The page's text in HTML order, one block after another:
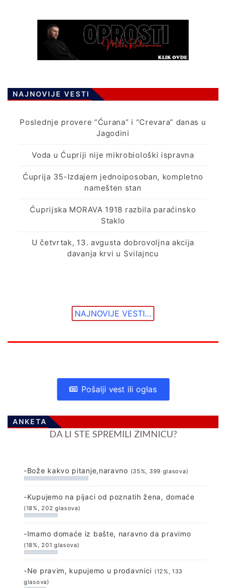
NAJNOVIJE VESTI
Poslednje provere “Ćurana” i “Crevara” danas u
Jagodini
Voda u Ćupriji nije mikrobiološki ispravna
Ćuprija 35-Izdajem jednoiposoban, kompletno
namešten stan
Ćuprijska MORAVA 1918 razbila paraćinsko
Staklo
U četvrtak, 13. avgusta dobrovoljna akcija
davanja krvi u Svilajncu
NAJNOVIJE VESTI…
Pošalji vest ili oglas
ANKETA
DA LI STE SPREMILI ZIMNICU?
-Bože kakvo pitanje,naravno (35%, 399 glasova)
-Kupujemo na pijaci od poznatih žena, domaće
(18%, 202 glasova)
-Imamo domaće iz bašte, naravno da pravimo
(18%, 201 glasova)
-Ne pravim, kupujemo u prodavnici (12%, 133
glasova)